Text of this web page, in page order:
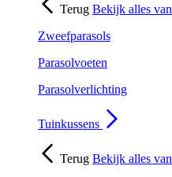
Terug Bekijk alles van
Zweefparasols
Parasolvoeten
Parasolverlichting
Tuinkussens
Terug Bekijk alles van